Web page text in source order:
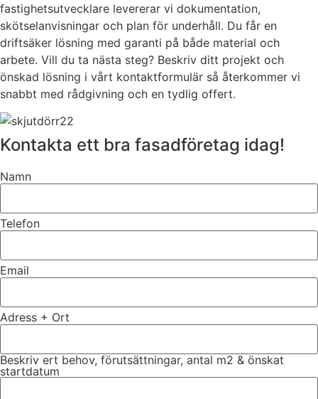
fastighetsutvecklare levererar vi dokumentation,
skötselanvisningar och plan för underhåll. Du får en
driftsäker lösning med garanti på både material och
arbete. Vill du ta nästa steg? Beskriv ditt projekt och
önskad lösning i vårt kontaktformulär så återkommer vi
snabbt med rådgivning och en tydlig offert.
Kontakta ett bra fasadföretag idag!
Namn
Telefon
Email
Adress + Ort
Beskriv ert behov, förutsättningar, antal m2 & önskat
startdatum